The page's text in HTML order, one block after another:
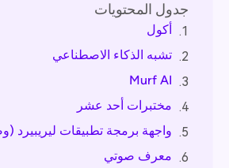
جدول المحتويات
1.
أكول
2.
تشبه الذكاء الاصطناعي
3.
Murf AI
4.
مختبرات أحد عشر
5.
واجهة برمجة تطبيقات ليريبيرد
6.
معرف صوتي